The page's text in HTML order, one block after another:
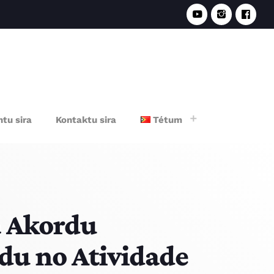
sira Kontaktu sira Tétum
Akordu
no Atividade